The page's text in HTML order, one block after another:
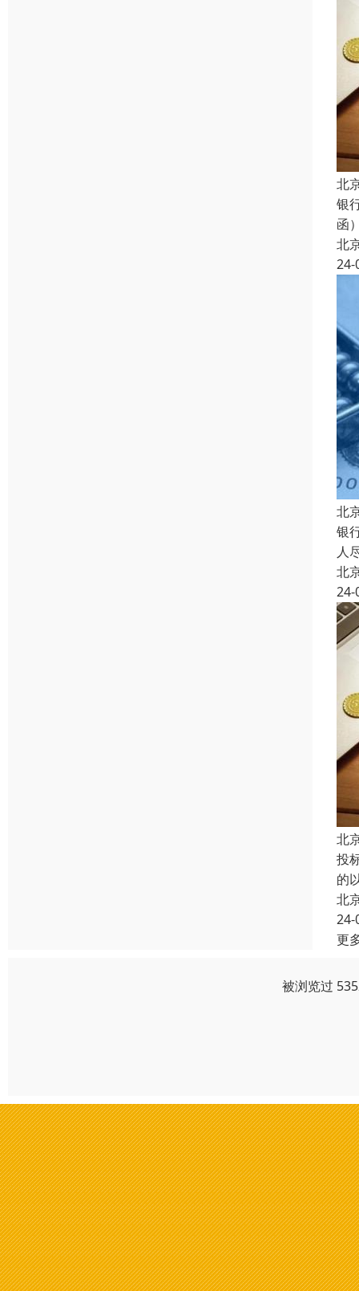
北
银
函
北
24-
北
银
人
北
24-
北
投
的
北
24-
更
被浏览过